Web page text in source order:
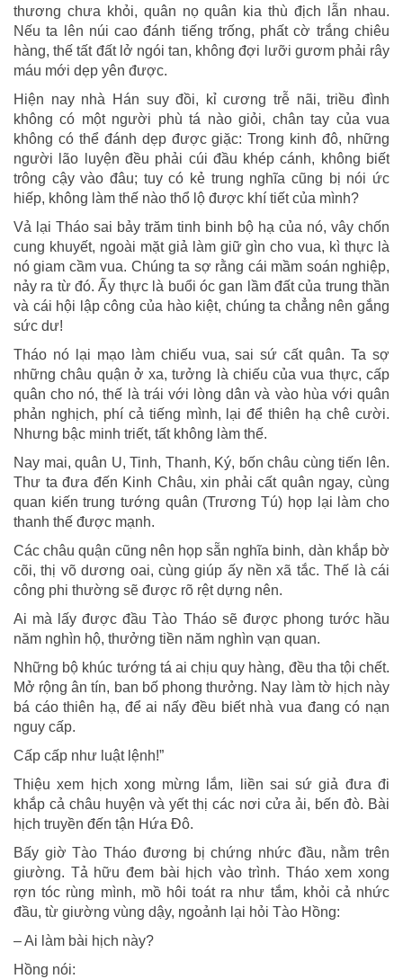
thương chưa khỏi, quân nọ quân kia thù địch lẫn nhau.
Nếu ta lên núi cao đánh tiếng trống, phất cờ trắng chiêu
hàng, thế tất đất lở ngói tan, không đợi lưỡi gươm phải rây
máu mới dẹp yên được.
Hiện nay nhà Hán suy đồi, kỉ cương trễ nãi, triều đình
không có một người phù tá nào giỏi, chân tay của vua
không có thể đánh dẹp được giặc: Trong kinh đô, những
người lão luyện đều phải cúi đầu khép cánh, không biết
trông cậy vào đâu; tuy có kẻ trung nghĩa cũng bị nói ức
hiếp, không làm thế nào thổ lộ được khí tiết của mình?
Vả lại Tháo sai bảy trăm tinh binh bộ hạ của nó, vây chốn
cung khuyết, ngoài mặt giả làm giữ gìn cho vua, kì thực là
nó giam cầm vua. Chúng ta sợ rằng cái mầm soán nghiệp,
nảy ra từ đó. Ấy thực là buổi óc gan lầm đất của trung thần
và cái hội lập công của hào kiệt, chúng ta chẳng nên gắng
sức dư!
Tháo nó lại mạo làm chiếu vua, sai sứ cất quân. Ta sợ
những châu quận ở xa, tưởng là chiếu của vua thực, cấp
quân cho nó, thế là trái với lòng dân và vào hùa với quân
phản nghịch, phí cả tiếng mình, lại để thiên hạ chê cười.
Nhưng bậc minh triết, tất không làm thế.
Nay mai, quân U, Tinh, Thanh, Ký, bốn châu cùng tiến lên.
Thư ta đưa đến Kinh Châu, xin phải cất quân ngay, cùng
quan kiến trung tướng quân (Trương Tú) họp lại làm cho
thanh thế được mạnh.
Các châu quận cũng nên họp sẵn nghĩa binh, dàn khắp bờ
cõi, thị võ dương oai, cùng giúp ấy nền xã tắc. Thế là cái
công phi thường sẽ được rõ rệt dựng nên.
Ai mà lấy được đầu Tào Tháo sẽ được phong tước hầu
năm nghìn hộ, thưởng tiền năm nghìn vạn quan.
Những bộ khúc tướng tá ai chịu quy hàng, đều tha tội chết.
Mở rộng ân tín, ban bố phong thưởng. Nay làm tờ hịch này
bá cáo thiên hạ, để ai nấy đều biết nhà vua đang có nạn
nguy cấp.
Cấp cấp như luật lệnh!”
Thiệu xem hịch xong mừng lắm, liền sai sứ giả đưa đi
khắp cả châu huyện và yết thị các nơi cửa ải, bến đò. Bài
hịch truyền đến tận Hứa Đô.
Bấy giờ Tào Tháo đương bị chứng nhức đầu, nằm trên
giường. Tả hữu đem bài hịch vào trình. Tháo xem xong
rợn tóc rùng mình, mồ hôi toát ra như tắm, khỏi cả nhức
đầu, từ giường vùng dậy, ngoảnh lại hỏi Tào Hồng:
– Ai làm bài hịch này?
Hồng nói: